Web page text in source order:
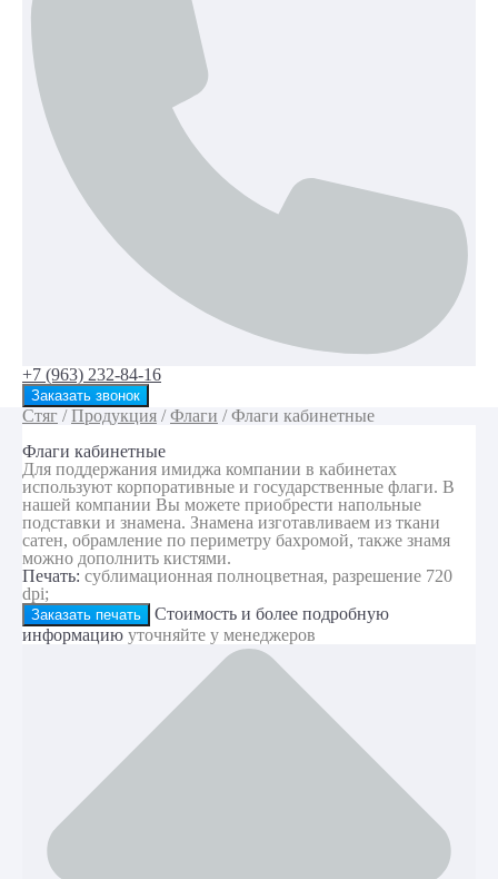
+7 (963) 232-84-16
Заказать звонок
Стяг /Продукция /Флаги /Флаги кабинетные
Флаги кабинетные
Для поддержания имиджа компании в кабинетах
используют корпоративные и государственные флаги. В
нашей компании Вы можете приобрести напольные
подставки и знамена. Знамена изготавливаем из ткани
сатен, обрамление по периметру бахромой, также знамя
можно дополнить кистями.
Печать: сублимационная полноцветная, разрешение 720
dpi;
Заказать печать
Стоимость и более подробную
информацию уточняйте у менеджеров